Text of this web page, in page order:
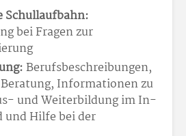
Schullaufbahn:
bei Fragen zur
Berufsbeschreibungen,
Informationen zu
und Weiterbildung im In-
und Hilfe bei der